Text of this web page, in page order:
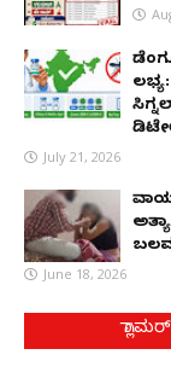
July 21, 2026
June 18, 2026
ಗ್ಲಾಮರ್